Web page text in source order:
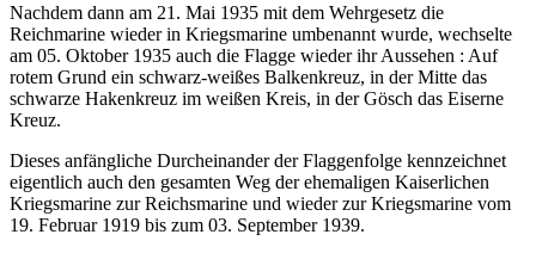
Nachdem dann am 21. Mai 1935 mit dem Wehrgesetz die
Reichmarine wieder in Kriegsmarine umbenannt wurde, wechselte
am 05. Oktober 1935 auch die Flagge wieder ihr Aussehen : Auf
rotem Grund ein schwarz-weißes Balkenkreuz, in der Mitte das
schwarze Hakenkreuz im weißen Kreis, in der Gösch das Eiserne
Kreuz.
Dieses anfängliche Durcheinander der Flaggenfolge kennzeichnet
eigentlich auch den gesamten Weg der ehemaligen Kaiserlichen
Kriegsmarine zur Reichsmarine und wieder zur Kriegsmarine vom
19. Februar 1919 bis zum 03. September 1939.